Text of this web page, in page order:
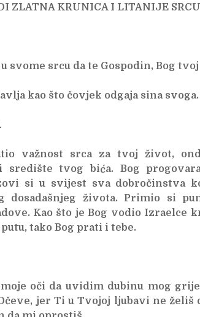
ZLATNA KRUNICA I LITANIJE
svome srcu da te Gospodin, Bog tvoj
kao što čovjek odgaja sina svoga.
važnost srca za tvoj život,
središte tvog bića. Bog
si u svijest sva dobročinstva
dosadašnjeg života. Primio si
Kao što je Bog vodio Izraelce
tako Bog prati i tebe.
oči da uvidim dubinu mog
jer Ti u Tvojoj ljubavi ne želiš